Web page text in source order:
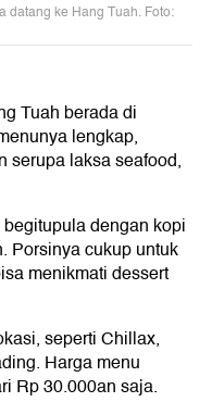
datang ke Hang Tuah. Foto:
Tuah berada di
lengkap,
serupa laksa seafood,
dengan kopi
Porsinya cukup untuk
menikmati dessert
seperti Chillax,
Harga menu
Rp 30.000an saja.